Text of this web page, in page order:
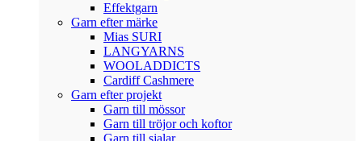
Effektgarn
Garn efter märke
Mias SURI
LANGYARNS
WOOLADDICTS
Cardiff Cashmere
Garn efter projekt
Garn till mössor
Garn till tröjor och koftor
Garn till sjalar